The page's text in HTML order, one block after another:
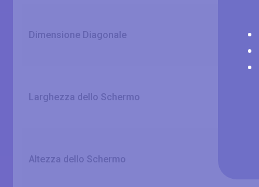
Dimensione Diagonale
Larghezza dello Schermo
Altezza dello Schermo